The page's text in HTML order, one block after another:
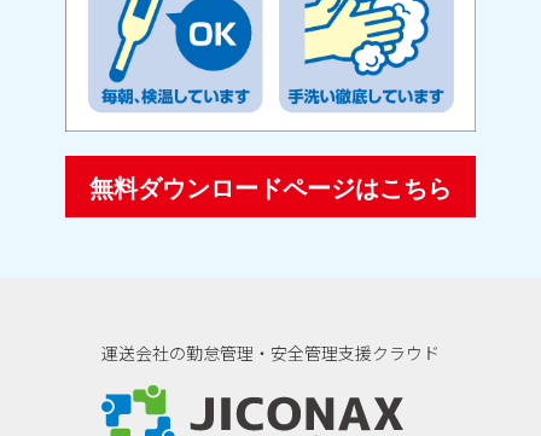
無料ダウンロードページはこちら
運送会社の勤怠管理・安全管理支援クラウド